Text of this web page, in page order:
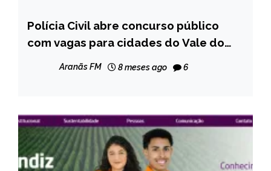
CAPELINHA
MINAS
Polícia Civil abre concurso público
com vagas para cidades do Vale do
Aranãs FM 8 meses ago 6